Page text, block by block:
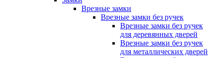
Врезные замки
Врезные замки без ручек
Врезные замки без ручек
для деревянных дверей
Врезные замки без ручек
для металлических дверей